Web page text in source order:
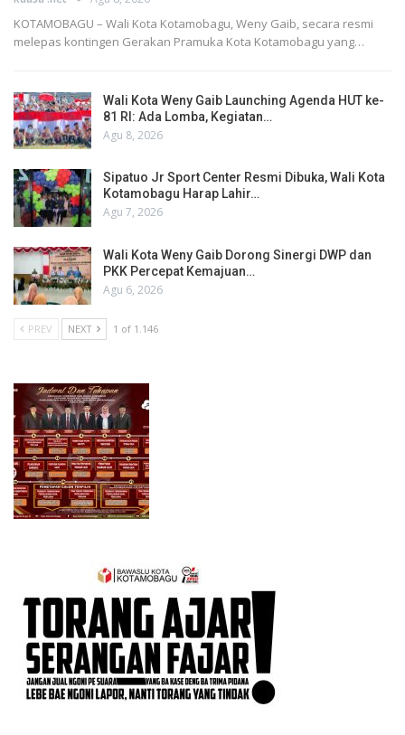
KOTAMOBAGU – Wali Kota Kotamobagu, Weny Gaib, secara resmi
melepas kontingen Gerakan Pramuka Kota Kotamobagu yang…
Wali Kota Weny Gaib Launching Agenda HUT ke-
81 RI: Ada Lomba, Kegiatan…
Agu 8, 2026
Sipatuo Jr Sport Center Resmi Dibuka, Wali Kota
Kotamobagu Harap Lahir…
Agu 7, 2026
Wali Kota Weny Gaib Dorong Sinergi DWP dan
PKK Percepat Kemajuan…
Agu 6, 2026
PREV NEXT 1 of 1.146